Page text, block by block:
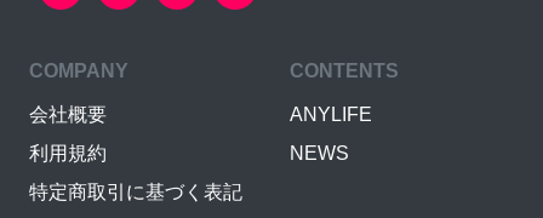
COMPANY
会社概要
利用規約
特定商取引に基づく表記
CONTENTS
ANYLIFE
NEWS